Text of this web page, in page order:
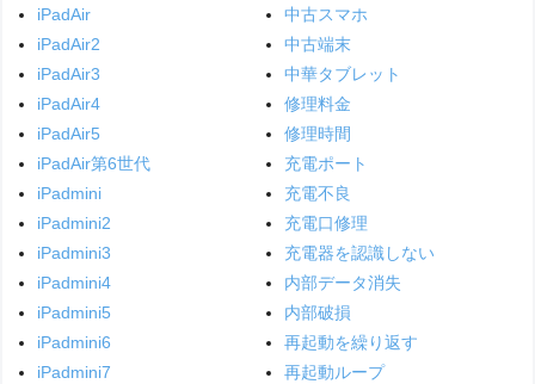
iPadAir
iPadAir2
iPadAir3
iPadAir4
iPadAir5
iPadAir第6世代
iPadmini
iPadmini2
iPadmini3
iPadmini4
iPadmini5
iPadmini6
iPadmini7
中古スマホ
中古端末
中華タブレット
修理料金
修理時間
充電ポート
充電不良
充電口修理
充電器を認識しない
内部データ消失
内部破損
再起動を繰り返す
再起動ループ